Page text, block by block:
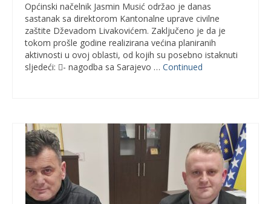
Općinski načelnik Jasmin Musić održao je danas
sastanak sa direktorom Kantonalne uprave civilne
zaštite Dževadom Livakovićem. Zaključeno je da je
tokom prošle godine realizirana većina planiranih
aktivnosti u ovoj oblasti, od kojih su posebno istaknuti
sljedeći: - nagodba sa Sarajevo … Continued